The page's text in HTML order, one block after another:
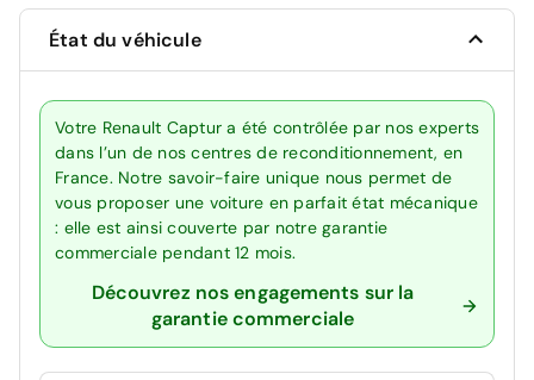
État du véhicule
Votre Renault Captur a été contrôlée par nos experts
dans l’un de nos centres de reconditionnement, en
France. Notre savoir-faire unique nous permet de
vous proposer une voiture en parfait état mécanique
: elle est ainsi couverte par notre garantie
commerciale pendant 12 mois.
Découvrez nos engagements sur la
garantie commerciale